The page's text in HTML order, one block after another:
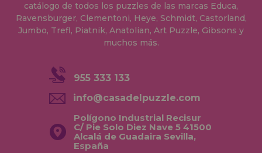
catálogo de todos los puzzles de las marcas Educa,
Ravensburger, Clementoni, Heye, Schmidt, Castorland,
Jumbo, Trefl, Piatnik, Anatolian, Art Puzzle, Gibsons y
muchos más.
955 333 133
info@casadelpuzzle.com
Polígono Industrial Recisur
C/ Pie Solo Diez Nave 5 41500
Alcalá de Guadaira Sevilla,
España